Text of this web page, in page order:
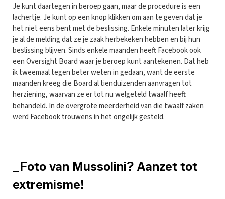
Je kunt daartegen in beroep gaan, maar de procedure is een
lachertje. Je kunt op een knop klikken om aan te geven dat je
het niet eens bent met de beslissing. Enkele minuten later krijg
je al de melding dat ze je zaak herbekeken hebben en bij hun
beslissing blijven. Sinds enkele maanden heeft Facebook ook
een Oversight Board waar je beroep kunt aantekenen. Dat heb
ik tweemaal tegen beter weten in gedaan, want de eerste
maanden kreeg die Board al tienduizenden aanvragen tot
herziening, waarvan ze er tot nu welgeteld twaalf heeft
behandeld. In de overgrote meerderheid van die twaalf zaken
werd Facebook trouwens in het ongelijk gesteld.
_Foto van Mussolini? Aanzet tot
extremisme!